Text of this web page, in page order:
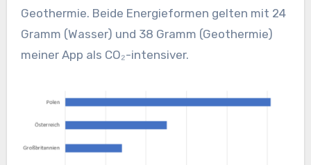
Geothermie. Beide Energieformen gelten mit 24
Gramm (Wasser) und 38 Gramm (Geothermie)
meiner App als CO₂-intensiver.